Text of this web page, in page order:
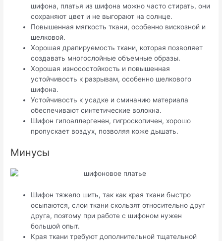
шифона, платья из шифона можно часто стирать, они
сохраняют цвет и не выгорают на солнце.
Повышенная мягкость ткани, особенно вискозной и
шелковой.
Хорошая драпируемость ткани, которая позволяет
создавать многослойные объемные образы.
Хорошая износостойкость и повышенная
устойчивость к разрывам, особенно шелкового
шифона.
Устойчивость к усадке и сминанию материала
обеспечивают синтетические волокна.
Шифон гипоаллергенен, гигроскопичен, хорошо
пропускает воздух, позволяя коже дышать.
Минусы
Шифон тяжело шить, так как края ткани быстро
осыпаются, слои ткани скользят относительно друг
друга, поэтому при работе с шифоном нужен
большой опыт.
Края ткани требуют дополнительной тщательной